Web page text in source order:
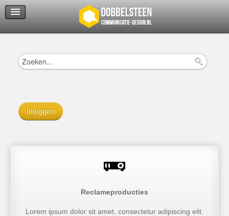
Inloggen
Reclameproducties
Lorem ipsum dolor sit amet, consectetur adipiscing elit.